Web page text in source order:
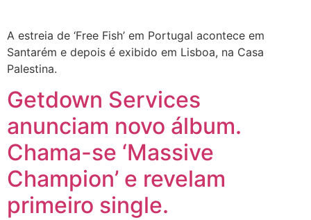
A estreia de ‘Free Fish’ em Portugal acontece em
Santarém e depois é exibido em Lisboa, na Casa
Palestina.
Getdown Services
anunciam novo álbum.
Chama-se ‘Massive
Champion’ e revelam
primeiro single.